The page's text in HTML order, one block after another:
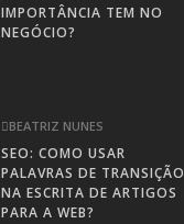
IMPORTÂNCIA TEM NO
NEGÓCIO?
BEATRIZ NUNES
SEO: COMO USAR
PALAVRAS DE TRANSIÇÃO
NA ESCRITA DE ARTIGOS
PARA A WEB?